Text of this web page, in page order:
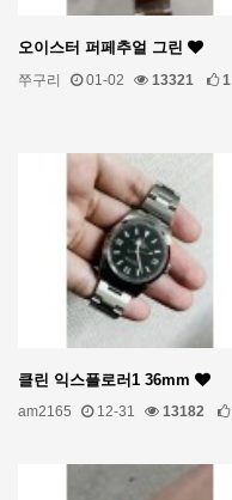
오이스터 퍼페추얼 그린
쭈구리 01-02 13321 1
클린 익스플로러1 36mm
am2165 12-31 13182